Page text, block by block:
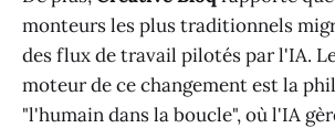
monteurs les plus traditionnels
des flux de travail pilotés par l'IA.
moteur de ce changement est la
"l'humain dans la boucle", où l'IA